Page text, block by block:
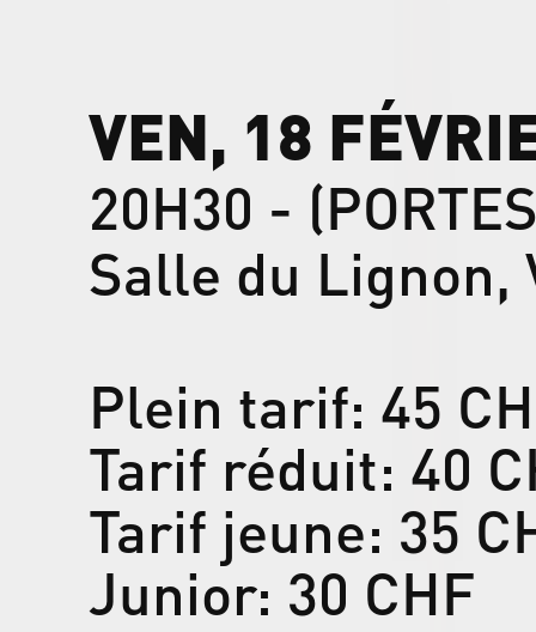
VEN, 18
20H30 -
Salle du Lignon,
Plein tarif: 45
Tarif réduit: 40
Tarif jeune: 35
Junior: 30 CHF